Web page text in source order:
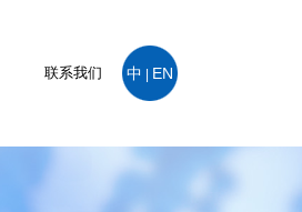
联系我们 中 EN